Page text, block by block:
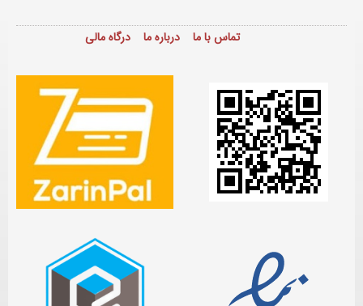
تماس با ما درباره ما درگاه مالی